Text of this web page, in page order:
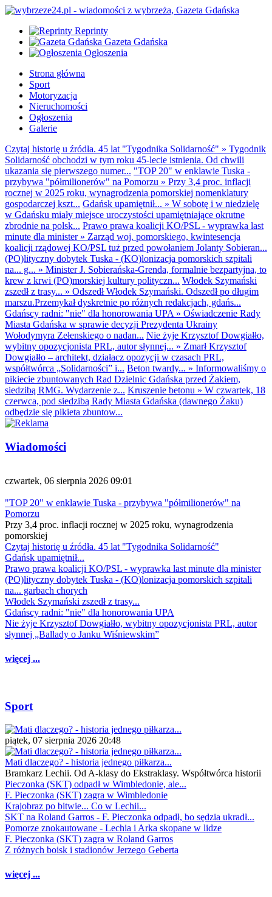
Reprinty
Gazeta Gdańska
Ogłoszenia
Strona główna
Sport
Motoryzacja
Nieruchomości
Ogłoszenia
Galerie
Czytaj historię u źródła. 45 lat "Tygodnika Solidarność" » Tygodnik
Solidarność obchodzi w tym roku 45-lecie istnienia. Od chwili
ukazania się pierwszego numer... "TOP 20" w enklawie Tuska -
przybywa "półmilionerów" na Pomorzu » Przy 3,4 proc. inflacji
rocznej w 2025 roku, wynagrodzenia pomorskiej nomenklatury
gospodarczej kszt... Gdańsk upamiętnił... » W sobotę i w niedzielę
w Gdańsku miały miejsce uroczystości upamiętniające okrutne
zbrodnie na polsk... Prawo prawa koalicji KO/PSL - wyprawka last
minute dla minister» Zarząd woj. pomorskiego, kwintesencja
koalicji rządowej KO/PSL tuż przed powołaniem Jolanty Sobieran...
(PO)lityczny dobytek Tuska - (KO)lonizacja pomorskich szpitali
na... g... » Minister J. Sobierańska-Grenda, formalnie bezpartyjna, to
krew z krwi (PO)morskiej kultury polityczn... Włodek Szymański
zszedł z trasy... » Odszedł Włodek Szymański. Odszedł po długim
marszu.Przemykał dyskretnie po różnych redakcjach, gdańs...
Gdańscy radni: "nie" dla honorowania UPA » Oświadczenie Rady
Miasta Gdańska w sprawie decyzji Prezydenta Ukrainy
Wołodymyra Zełenskiego o nadan... Nie żyje Krzysztof Dowgiałło,
wybitny opozycjonista PRL, autor słynnej... » Zmarł Krzysztof
Dowgiałło – architekt, działacz opozycji w czasach PRL,
współtwórca „Solidarności” i... Beton twardy... » Informowaliśmy o
pikiecie zbuntowanych Rad Dzielnic Gdańska przed Żakiem,
siedzibą RMG. Wydarzenie z... Kruszenie betonu » W czwartek, 18
czerwca, pod siedzibą Rady Miasta Gdańska (dawnego Żaku)
odbędzie się pikieta zbuntow...
Wiadomości
czwartek, 06 sierpnia 2026 09:01
"TOP 20" w enklawie Tuska - przybywa "półmilionerów" na
Pomorzu
Przy 3,4 proc. inflacji rocznej w 2025 roku, wynagrodzenia
pomorskiej
Czytaj historię u źródła. 45 lat "Tygodnika Solidarność"
Gdańsk upamiętnił...
Prawo prawa koalicji KO/PSL - wyprawka last minute dla minister
(PO)lityczny dobytek Tuska - (KO)lonizacja pomorskich szpitali
na... garbach chorych
Włodek Szymański zszedł z trasy...
Gdańscy radni: "nie" dla honorowania UPA
Nie żyje Krzysztof Dowgiałło, wybitny opozycjonista PRL, autor
słynnej „Ballady o Janku Wiśniewskim”
więcej ...
Sport
piątek, 07 sierpnia 2026 20:48
Mati dlaczego? - historia jednego piłkarza...
Bramkarz Lechii. Od A-klasy do Ekstraklasy. Współtwórca historii
Pieczonka (SKT) odpadł w Wimbledonie, ale...
F. Pieczonka (SKT) zagra w Wimbledonie
Krajobraz po bitwie... Co w Lechii...
SKT na Roland Garros - F. Pieczonka odpadł, bo sędzia ukradł...
Pomorze znokautowane - Lechia i Arka skopane w lidze
F. Pieczonka (SKT) zagra w Roland Garros
Z różnych boisk i stadionów Jerzego Geberta
więcej ...